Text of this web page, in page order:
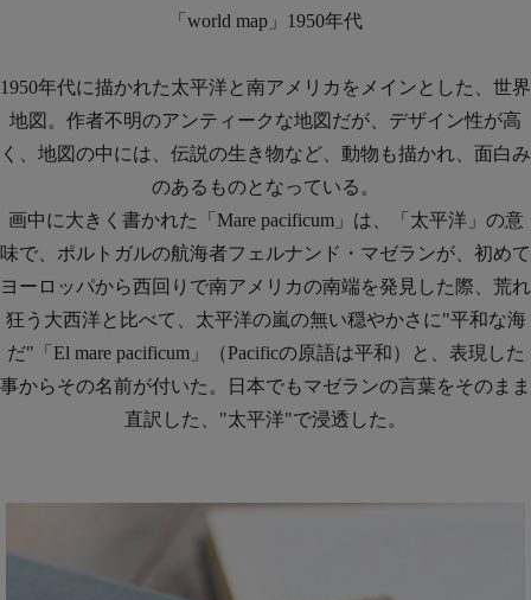
「world map」1950年代
1950年代に描かれた太平洋と南アメリカをメインとした、世界
地図。作者不明のアンティークな地図だが、デザイン性が高
く、地図の中には、伝説の生き物など、動物も描かれ、面白み
のあるものとなっている。
画中に大きく書かれた「Mare pacificum」は、「太平洋」の意
味で、ポルトガルの航海者フェルナンド・マゼランが、初めて
ヨーロッパから西回りで南アメリカの南端を発見した際、荒れ
狂う大西洋と比べて、太平洋の嵐の無い穏やかさに"平和な海
だ"「El mare pacificum」（Pacificの原語は平和）と、表現した
事からその名前が付いた。日本でもマゼランの言葉をそのまま
直訳した、"太平洋"で浸透した。